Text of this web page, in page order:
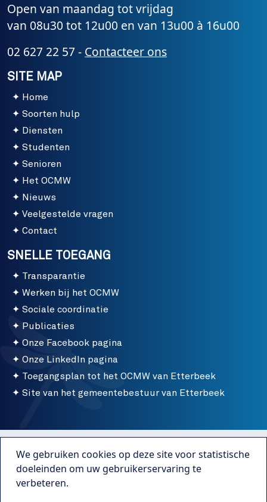
Open van maandag tot vrijdag
van 08u30 tot 12u00 en van 13u00 à 16u00
02 627 22 57 - Contacteer ons
SITE MAP
Home
Soorten hulp
Diensten
Studenten
Senioren
Het OCMW
Nieuws
Veelgestelde vragen
Contact
SNELLE TOEGANG
Transparantie
Werken bij het OCMW
Sociale coordinatie
Publicaties
Onze Facebook pagina
Onze LinkedIn pagina
Toegangsplan tot het OCMW van Etterbeek
Site van het gemeentebestuur van Etterbeek
Menu bottom
Publicaties
We gebruiken cookies op deze site voor statistische
doeleinden om uw gebruikerservaring te
verbeteren.